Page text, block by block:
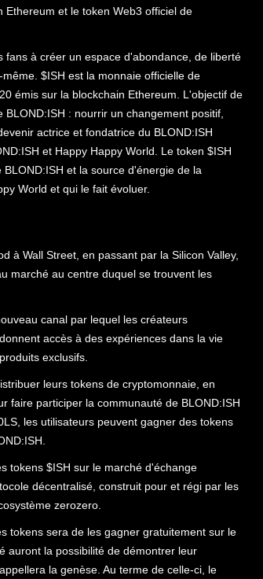
Ethereum et le token Web3 officiel de
à créer un espace d'abondance, de liberté
$ISH est la monnaie officielle de
émis sur la blockchain Ethereum. L'objectif de
: nourrir un changement positif,
actrice et fondatrice du BLOND:ISH
et Happy Happy World. Le token $ISH
et la source d'énergie de la
World et qui le fait évoluer.
à Wall Street, en passant par la Silicon Valley,
marché au centre duquel se trouvent les
canal par lequel les créateurs
accès à des expériences dans la vie
exclusifs.
leurs tokens de cryptomonnaie, en
faire participer la communauté de BLOND:ISH
les utilisateurs peuvent gagner des tokens
tokens $ISH sur le marché d'échange
décentralisé, construit pour et régi par les
zerozero.
tokens sera de les gagner gratuitement sur le
auront la possibilité de démontrer leur
la genèse. Au terme de celle-ci, le